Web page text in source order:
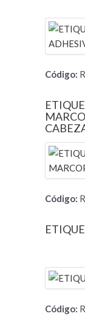
Código:
Código:
Código: